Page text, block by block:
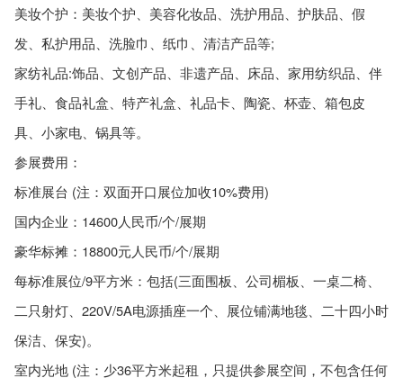
美妆个护：美妆个护、美容化妆品、洗护用品、护肤品、假
发、私护用品、洗脸巾、纸巾、清洁产品等;
家纺礼品:饰品、文创产品、非遗产品、床品、家用纺织品、伴
手礼、食品礼盒、特产礼盒、礼品卡、陶瓷、杯壶、箱包皮
具、小家电、锅具等。
参展费用：
标准展台 (注：双面开口展位加收10%费用)
国内企业：14600人民币/个/展期
豪华标摊：18800元人民币/个/展期
每标准展位/9平方米：包括(三面围板、公司楣板、一桌二椅、
二只射灯、220V/5A电源插座一个、展位铺满地毯、二十四小时
保洁、保安)。
室内光地 (注：少36平方米起租，只提供参展空间，不包含任何